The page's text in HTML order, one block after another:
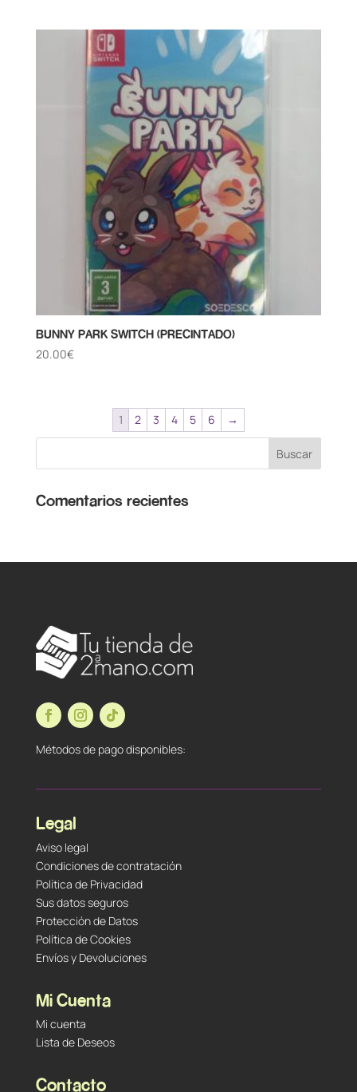
BUNNY PARK SWITCH (PRECINTADO)
20.00€
1 2 3 4 5 6 →
Comentarios recientes
Métodos de pago disponibles:
Legal
Aviso legal
Condiciones de contratación
Política de Privacidad
Sus datos seguros
Protección de Datos
Política de Cookies
Envíos y Devoluciones
Mi Cuenta
Mi cuenta
Lista de Deseos
Contacto